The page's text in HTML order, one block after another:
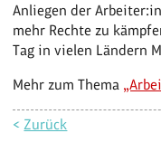
Anliegen der
mehr Rechte zu
Tag in vielen Ländern
Mehr zum Thema
< Zurück